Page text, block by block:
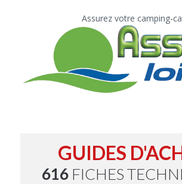
Assurez votre camping-
GUIDES
616 FICHES